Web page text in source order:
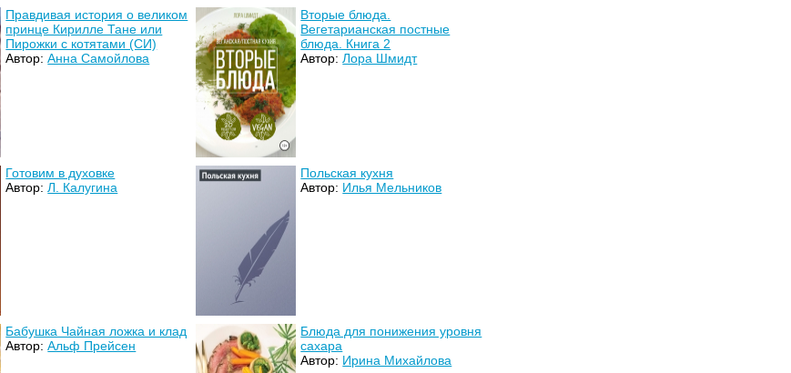
Правдивая история о великом
принце Кирилле Тане или
Пирожки с котятами (СИ)
Автор:Анна Самойлова
Вторые блюда.
Вегетарианская постные
блюда. Книга 2
Автор:Лора Шмидт
Готовим в духовке
Автор:Л. Калугина
Польская кухня
Автор: Илья Мельников
Бабушка Чайная ложка и клад
Автор:Альф Прейсен
Блюда для понижения уровня
сахара
Автор: Ирина Михайлова